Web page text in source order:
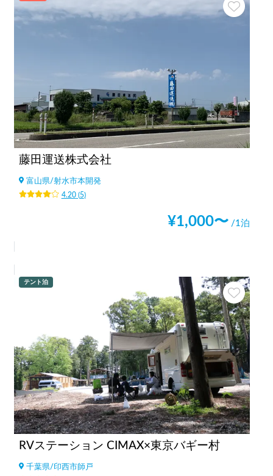
藤田運送株式会社
富山県/射水市本開発
4.20(5)
¥1,000〜 /1泊
テント泊
RVステーション CIMAX×東京バギー村
千葉県/ 印西市師戸